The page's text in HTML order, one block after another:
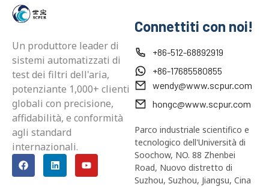
Un produttore leader di
sistemi automatizzati di
test dei filtri dell'aria,
potenziante 1,000+ clienti
globali con precisione,
affidabilità, e conformità
agli standard
internazionali.
Connettiti con noi!
+86-512-68892919
+86-17685580855
wendy@www.scpur.com
hongc@www.scpur.com
Parco industriale scientifico e
tecnologico dell'Università di
Soochow, NO. 88 Zhenbei
Road, Nuovo distretto di
Suzhou, Suzhou, Jiangsu, Cina